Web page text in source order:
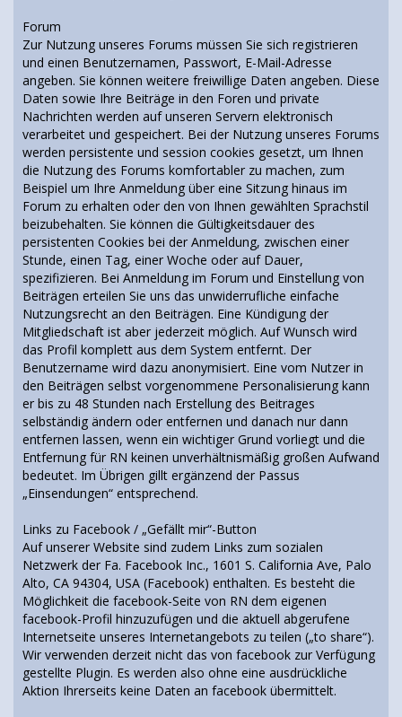
Forum
Zur Nutzung unseres Forums müssen Sie sich registrieren
und einen Benutzernamen, Passwort, E-Mail-Adresse
angeben. Sie können weitere freiwillige Daten angeben. Diese
Daten sowie Ihre Beiträge in den Foren und private
Nachrichten werden auf unseren Servern elektronisch
verarbeitet und gespeichert. Bei der Nutzung unseres Forums
werden persistente und session cookies gesetzt, um Ihnen
die Nutzung des Forums komfortabler zu machen, zum
Beispiel um Ihre Anmeldung über eine Sitzung hinaus im
Forum zu erhalten oder den von Ihnen gewählten Sprachstil
beizubehalten. Sie können die Gültigkeitsdauer des
persistenten Cookies bei der Anmeldung, zwischen einer
Stunde, einen Tag, einer Woche oder auf Dauer,
spezifizieren. Bei Anmeldung im Forum und Einstellung von
Beiträgen erteilen Sie uns das unwiderrufliche einfache
Nutzungsrecht an den Beiträgen. Eine Kündigung der
Mitgliedschaft ist aber jederzeit möglich. Auf Wunsch wird
das Profil komplett aus dem System entfernt. Der
Benutzername wird dazu anonymisiert. Eine vom Nutzer in
den Beiträgen selbst vorgenommene Personalisierung kann
er bis zu 48 Stunden nach Erstellung des Beitrages
selbständig ändern oder entfernen und danach nur dann
entfernen lassen, wenn ein wichtiger Grund vorliegt und die
Entfernung für RN keinen unverhältnismäßig großen Aufwand
bedeutet. Im Übrigen gillt ergänzend der Passus
„Einsendungen“ entsprechend.
Links zu Facebook / „Gefällt mir“-Button
Auf unserer Website sind zudem Links zum sozialen
Netzwerk der Fa. Facebook Inc., 1601 S. California Ave, Palo
Alto, CA 94304, USA (Facebook) enthalten. Es besteht die
Möglichkeit die facebook-Seite von RN dem eigenen
facebook-Profil hinzuzufügen und die aktuell abgerufene
Internetseite unseres Internetangebots zu teilen („to share“).
Wir verwenden derzeit nicht das von facebook zur Verfügung
gestellte Plugin. Es werden also ohne eine ausdrückliche
Aktion Ihrerseits keine Daten an facebook übermittelt.